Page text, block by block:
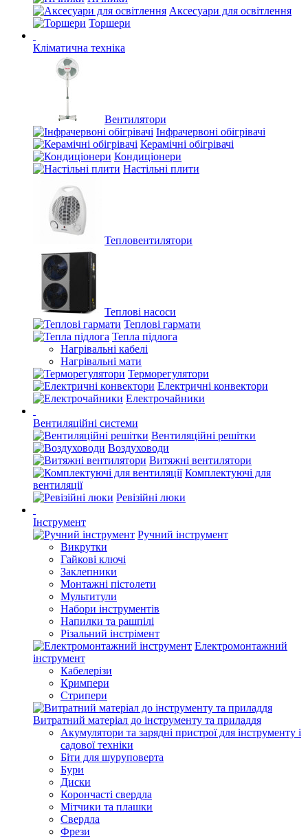
Аксесуари для освітлення
Торшери
Кліматична техніка
Вентилятори
Інфрачервоні обігрівачі
Керамічні обігрівачі
Кондиціонери
Настільні плити
Тепловентилятори
Теплові насоси
Теплові гармати
Тепла підлога
Нагрівальні кабелі
Нагрівальні мати
Терморегулятори
Електричні конвектори
Електрочайники
Вентиляційні системи
Вентиляційні решітки
Воздуховоди
Витяжні вентилятори
Комплектуючі для
вентиляції
Ревізійні люки
Інструмент
Ручний інструмент
Викрутки
Гайкові ключі
Заклепники
Монтажні пістолети
Мультитули
Набори інструментів
Напилки та рашпілі
Різальний інстрімент
Електромонтажний
інструмент
Кабелерізи
Кримпери
Стрипери
Витратний матеріал до інструменту та приладдя
Акумулятори та зарядні пристрої для інструменту і
садової техніки
Біти для шуруповерта
Бури
Диски
Корончасті свердла
Мітчики та плашки
Свердла
Фрези